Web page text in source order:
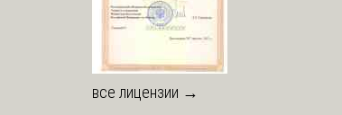
все лицензии →